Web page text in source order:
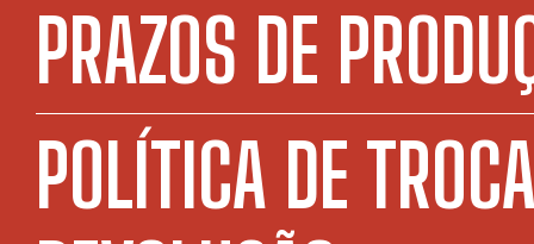
PRAZOS DE
POLÍTICA DE